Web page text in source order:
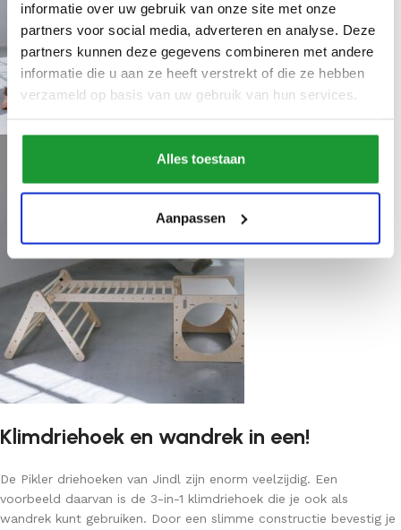
informatie over uw gebruik van onze site met onze
partners voor social media, adverteren en analyse. Deze
partners kunnen deze gegevens combineren met andere
informatie die u aan ze heeft verstrekt of die ze hebben
verzameld op basis van uw gebruik van hun services.
Alles toestaan
Aanpassen
Klimdriehoek en wandrek in een!
De Pikler driehoeken van Jindl zijn enorm veelzijdig. Een
voorbeeld daarvan is de 3-in-1 klimdriehoek die je ook als
wandrek kunt gebruiken. Door een slimme constructie bevestig je